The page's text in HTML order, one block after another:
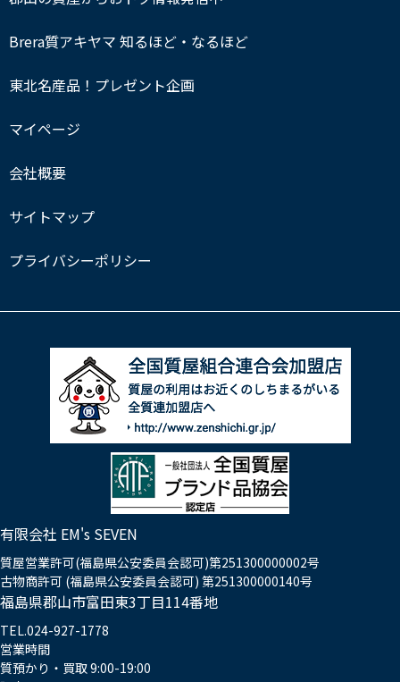
Brera質アキヤマ 知るほど・なるほど
東北名産品！プレゼント企画
マイページ
会社概要
サイトマップ
プライバシーポリシー
有限会社 EM's SEVEN
質屋営業許可(福島県公安委員会認可)第251300000002号
古物商許可 (福島県公安委員会認可) 第251300000140号
福島県郡山市富田東3丁目114番地
TEL.024-927-1778
営業時間
質預かり・買取 9:00-19:00